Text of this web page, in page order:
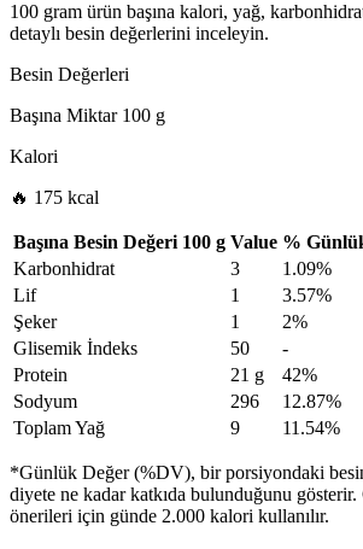
100 gram ürün başına kalori, yağ,
detaylı besin değerlerini inceleyin.
Besin Değerleri
Başına Miktar100 g
Kalori
🔥 175 kcal
Başına Besin Değeri 100 g Value %
Karbonhidrat
3
1.09%
Lif
1
3.57%
Şeker
1
2%
Glisemik İndeks
50
-
Protein
21 g
42%
Sodyum
296
12.87%
Toplam Yağ
9 11.54%
*Günlük Değer (%DV), bir porsiyondaki
diyete ne kadar katkıda bulunduğunu gösterir.
önerileri için günde 2.000 kalori kullanılır.